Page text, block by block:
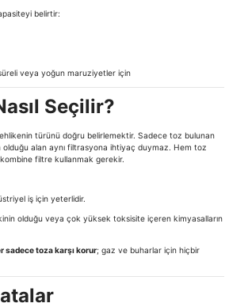
belirtir:
veya yoğun maruziyetler için
Seçilir?
türünü doğru belirlemektir. Sadece toz bulunan
olduğu alan aynı filtrasyona ihtiyaç duymaz. Hem toz
filtre kullanmak gerekir.
iş için yeterlidir.
olduğu veya çok yüksek toksisite içeren kimyasalların
sadece toza karşı korur; gaz ve buharlar için hiçbir